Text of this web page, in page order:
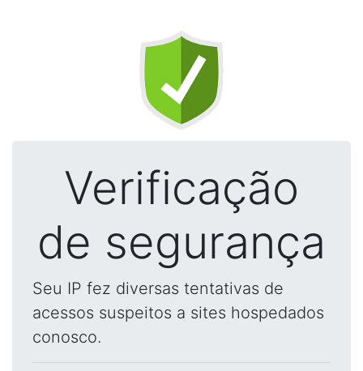
Verificação
de segurança
Seu IP fez diversas tentativas de
acessos suspeitos a sites hospedados
conosco.